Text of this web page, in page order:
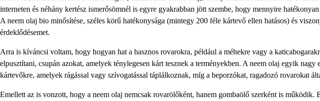
interneten és néhány kertész ismerősömnél is egyre gyakrabban jött szembe, hogy mennyire
A neem olaj bio minősítése, széles körű hatékonysága (mintegy 200 féle kártevő ellen hatásos) és
érdeklődésemet.
Arra is kíváncsi voltam, hogy hogyan hat a hasznos rovarokra, például a méhekre vagy a
elpusztítani, csupán azokat, amelyek ténylegesen kárt tesznek a terményekben. A neem olaj egyik
kártevőkre, amelyek rágással vagy szívogatással táplálkoznak, míg a beporzókat, ragadozó rovarokat
Emellett az is vonzott, hogy a neem olaj nemcsak rovarölőként, hanem gombaölő szerként is működik.